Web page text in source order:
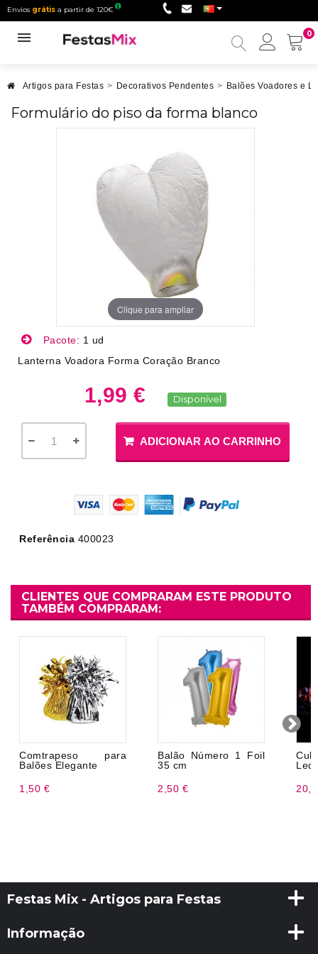
Envios grátis a partir de 120€
0
Minha
Artigos para Festas > Decorativos Pendentes > Balões Voadores e
Formulário do piso da forma blanco
Clique para ampliar
Pacote: 1 ud
Lanterna Voadora Forma Coração Branco
1,99 € Disponível
ADICIONAR AO CARRINHO
Referência 400023
CLIENTES QUE COMPRARAM ESTE PRODUTO
TAMBÉM COMPRARAM:
Comtrapeso para
Balões Elegante
1,50 €
Balão Número 1 Foil
35 cm
2,50 €
Led
Festas Mix - Artigos para Festas
Informação